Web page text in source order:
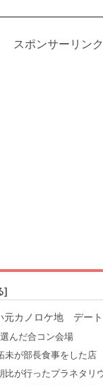
スポンサーリンク
元カノロケ地 デー
んだ合コン会場
未が部長食事をした店
比が行ったプラネタリ